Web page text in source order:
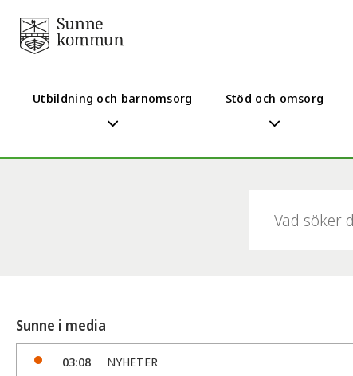
Utbildning och barnomsorg Stöd och omsorg
Sunne i media
03:08
NYHETER